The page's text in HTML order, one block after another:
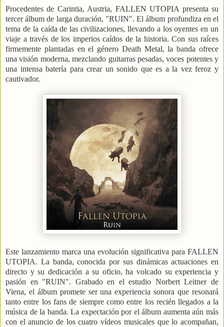
Procedentes de Carintia, Austria, FALLEN UTOPIA presenta su
tercer álbum de larga duración, "RUIN". El álbum profundiza en el
tema de la caída de las civilizaciones, llevando a los oyentes en un
viaje a través de los imperios caídos de la historia. Con sus raíces
firmemente plantadas en el género Death Metal, la banda ofrece
una visión moderna, mezclando guitarras pesadas, voces potentes y
una intensa batería para crear un sonido que es a la vez feroz y
cautivador.
Este lanzamiento marca una evolución significativa para FALLEN
UTOPIA. La banda, conocida por sus dinámicas actuaciones en
directo y su dedicación a su oficio, ha volcado su experiencia y
pasión en "RUIN". Grabado en el estudio Norbert Leitner de
Viena, el álbum promete ser una experiencia sonora que resonará
tanto entre los fans de siempre como entre los recién llegados a la
música de la banda. La expectación por el álbum aumenta aún más
con el anuncio de los cuatro vídeos musicales que lo acompañan,